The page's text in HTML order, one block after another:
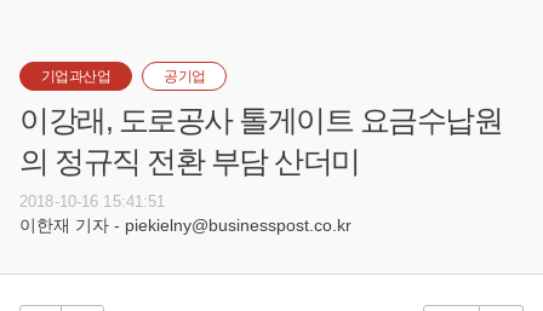
기업과산업 공기업
이강래, 도로공사 톨게이트 요금수납원
의 정규직 전환 부담 산더미
2018-10-16 15:41:51
이한재 기자 - piekielny@businesspost.co.kr